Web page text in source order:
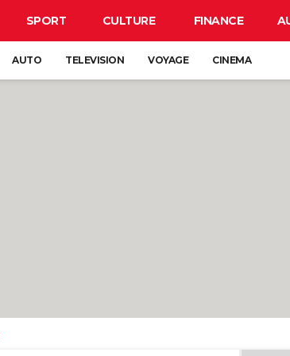
SPORT CULTURE FINANCE
AUTO TELEVISION VOYAGE CINEMA